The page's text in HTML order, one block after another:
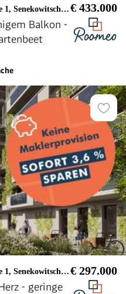
2 € 433.000
Balkon -
2 € 297.000
- geringe